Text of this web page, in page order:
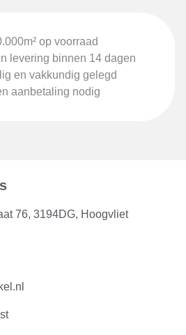
op voorraad
levering binnen 14 dagen
en vakkundig gelegd
aanbetaling nodig
76, 3194DG, Hoogvliet